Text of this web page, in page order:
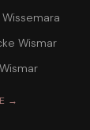
Wismar
→